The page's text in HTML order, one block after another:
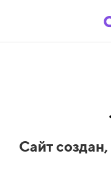
Сайт создан,